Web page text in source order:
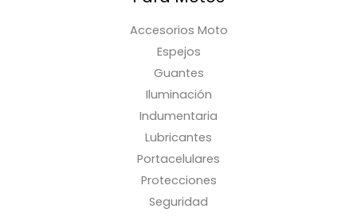
Accesorios Moto
Espejos
Guantes
Iluminación
Indumentaria
Lubricantes
Portacelulares
Protecciones
Seguridad